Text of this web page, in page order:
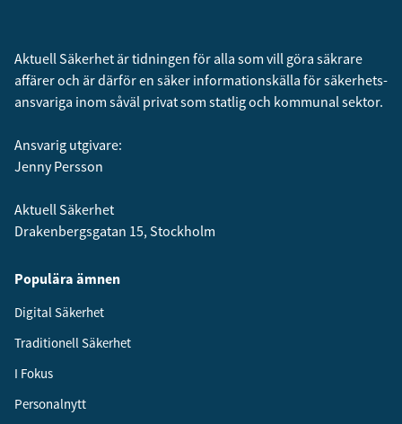
Aktuell Säkerhet är tidningen för alla som vill göra säkrare
affärer och är därför en säker informationskälla för säkerhets­
ansvariga inom såväl privat som statlig och kommunal sektor.
Ansvarig utgivare:
Jenny Persson
Aktuell Säkerhet
Drakenbergsgatan 15, Stockholm
Populära ämnen
Digital Säkerhet
Traditionell Säkerhet
I Fokus
Personalnytt